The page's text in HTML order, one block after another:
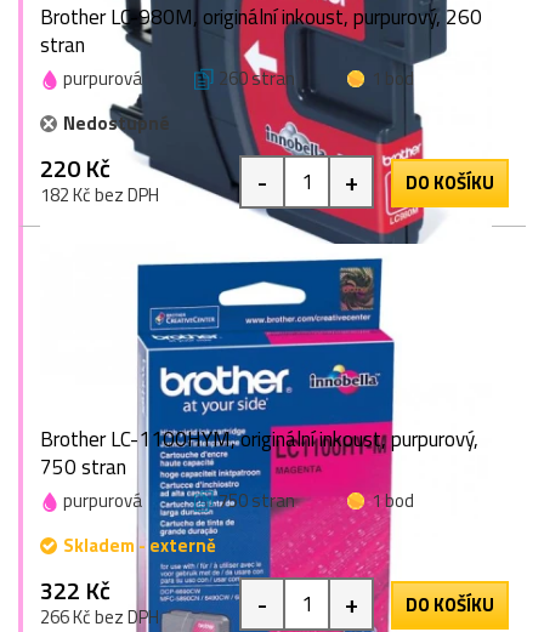
Brother LC-980M, originální inkoust, purpurový, 260
stran
purpurová 260 stran
1 bod
Nedostupné
220 Kč
182 Kč bez DPH - + DO KOŠÍKU
Brother LC-1100HYM, originální inkoust, purpurový,
750 stran
purpurová 750 stran
1 bod
Skladem - externě
322 Kč
266 Kč bez DPH - + DO KOŠÍKU